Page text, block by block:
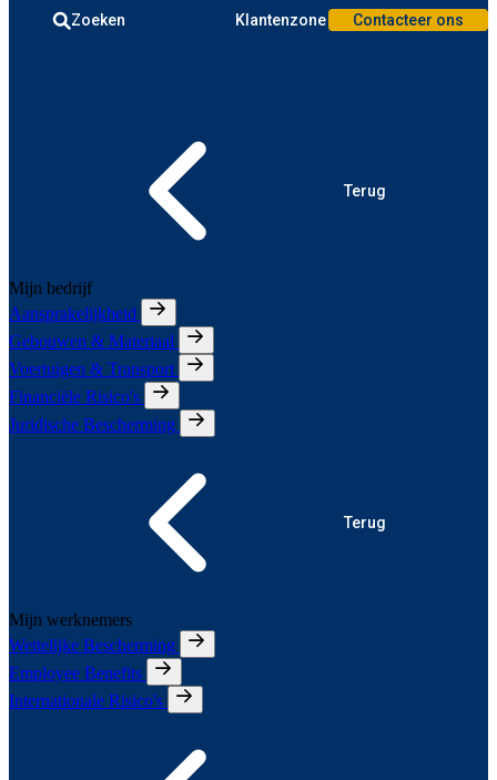
Zoeken Klantenzone Contacteer ons
Terug
Mijn bedrijf
Aansprakelijkheid
Gebouwen & Materiaal
Voertuigen & Transport
Financiële Risico's
Juridische Bescherming
Terug
Mijn werknemers
Wettelijke Bescherming
Employee Benefits
Internationale Risico's